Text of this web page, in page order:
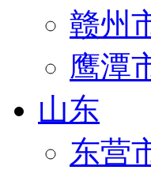
赣州
鹰潭
山东
东营